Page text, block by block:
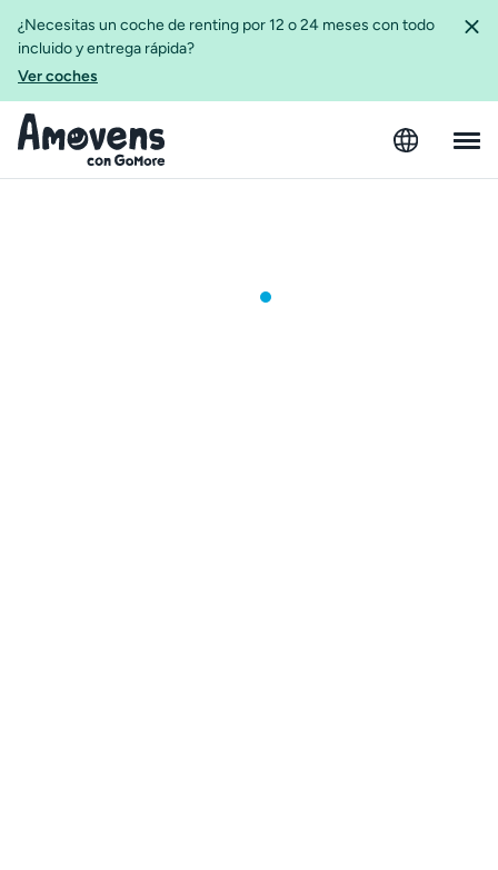
¿Necesitas un coche de renting por 12 o 24 meses con todo
incluido y entrega rápida?
Ver coches